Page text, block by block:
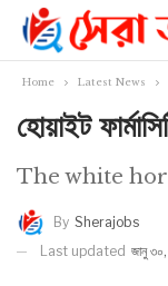
Home Latest News
হোয়াইট
The white
By Sherajobs
Last updated জানু